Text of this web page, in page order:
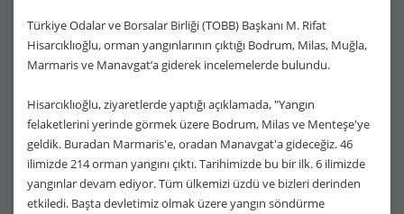
Türkiye Odalar ve Borsalar Birliği (TOBB) Başkanı M. Rifat
Hisarcıklıoğlu, orman yangınlarının çıktığı Bodrum, Milas, Muğla,
Marmaris ve Manavgat’a giderek incelemelerde bulundu.
Hisarcıklıoğlu, ziyaretlerde yaptığı açıklamada, "Yangın
felaketlerini yerinde görmek üzere Bodrum, Milas ve Menteşe'ye
geldik. Buradan Marmaris'e, oradan Manavgat'a gideceğiz. 46
ilimizde 214 orman yangını çıktı. Tarihimizde bu bir ilk. 6 ilimizde
yangınlar devam ediyor. Tüm ülkemizi üzdü ve bizleri derinden
etkiledi. Başta devletimiz olmak üzere yangın söndürme